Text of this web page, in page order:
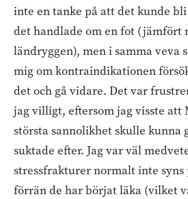
inte en tanke på att det kunde
det handlade om en fot (jämfört
ländryggen), men i samma veva
mig om kontraindikationen
det och gå vidare. Det var
jag villigt, eftersom jag visste att
största sannolikhet skulle kunna
suktade efter. Jag var väl
stressfrakturer normalt inte
förrän de har börjat läka (vilket